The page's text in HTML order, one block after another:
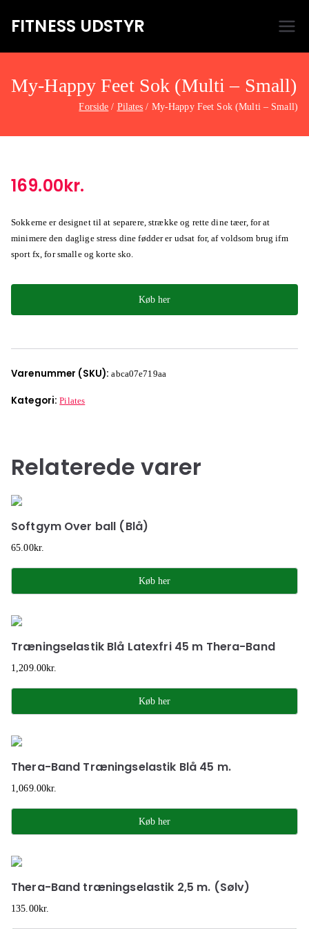
FITNESS UDSTYR
My-Happy Feet Sok (Multi – Small)
Forside Pilates My-Happy Feet Sok (Multi – Small)
169.00kr.
Sokkerne er designet til at separere, strække og rette dine tæer, for at
minimere den daglige stress dine fødder er udsat for, af voldsom brug ifm
sport fx, for smalle og korte sko.
Køb her
Varenummer (SKU):abca07e719aa
Kategori:Pilates
Relaterede varer
Softgym Over ball (Blå)
65.00kr.
Køb her
Træningselastik Blå Latexfri 45 m Thera-Band
1,209.00kr.
Køb her
Thera-Band Træningselastik Blå 45 m.
1,069.00kr.
Køb her
Thera-Band træningselastik 2,5 m. (Sølv)
135.00kr.